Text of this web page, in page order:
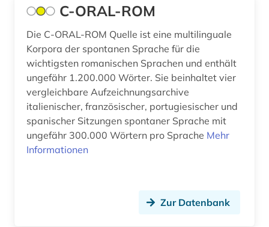
korpus (1)
kulturwissenschaften (15)
kunst (1)
kunstmusik (1)
Ostasien (1)
Osteuropa (1)
Polen (3)
Portugal (16)
Russland, Sowjetunion (2)
C-ORAL-ROM
Die C-ORAL-ROM Quelle ist eine multilinguale
Korpora der spontanen Sprache für die
wichtigsten romanischen Sprachen und enthält
ungefähr 1.200.000 Wörter. Sie beinhaltet vier
vergleichbare Aufzeichnungsarchive
italienischer, französischer, portugiesischer und
spanischer Sitzungen spontaner Sprache mit
ungefähr 300.000 Wörtern pro Sprache Mehr
Informationen
Zur Datenbank